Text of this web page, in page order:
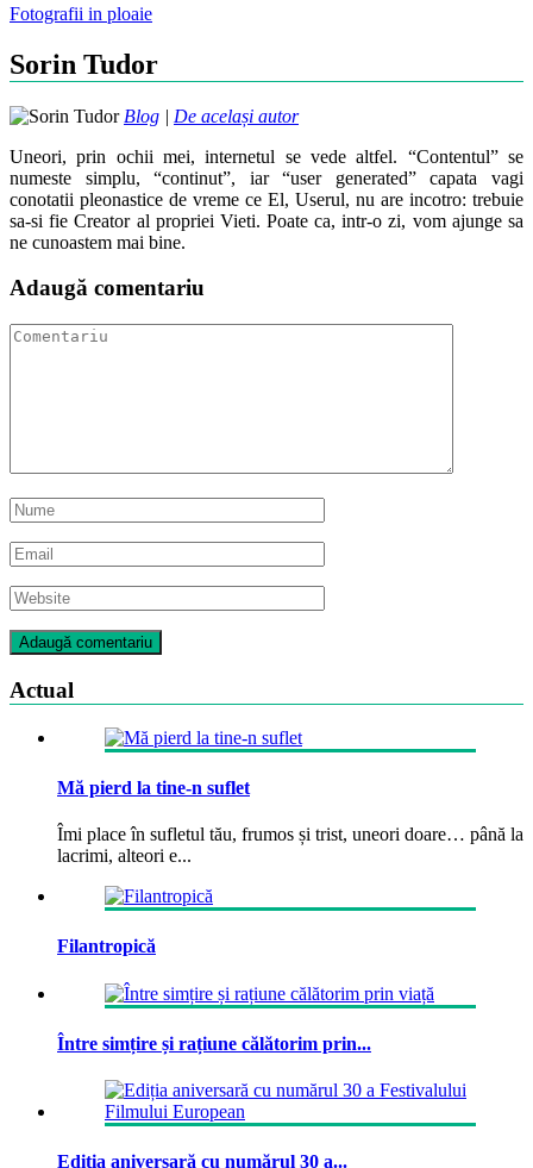
Post
navigation
Fotografii in ploaie
Sorin Tudor
Blog | De același autor
Uneori, prin ochii mei, internetul se vede altfel. “Contentul” se
numeste simplu, “continut”, iar “user generated” capata vagi
conotatii pleonastice de vreme ce El, Userul, nu are incotro: trebuie
sa-si fie Creator al propriei Vieti. Poate ca, intr-o zi, vom ajunge sa
ne cunoastem mai bine.
Adaugă comentariu
Actual
Mă pierd la tine-n suflet
Îmi place în sufletul tău, frumos și trist, uneori doare… până la
lacrimi, alteori e...
Filantropică
Între simțire și rațiune călătorim prin...
Ediția aniversară cu numărul 30 a...